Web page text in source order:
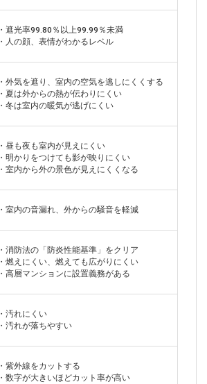
・遮光率99.80％以上99.99％未満
・人の顔、表情がわかるレベル
・外気を遮り、室内の空気を逃しにくくする
・夏は外からの熱が伝わりにくい
・冬は室内の暖気が逃げにくい
・昼も夜も室内が見えにくい
・明かりをつけても影が映りにくい
・室内から外の景色が見えにくくなる
・室内の音漏れ、外からの騒音を軽減
・消防法の「防炎性能基準」をクリア
・燃えにくい、燃えても広がりにくい
・高層マンションに設置義務がある
・汚れにくい
・汚れが落ちやすい
・紫外線をカットする
・数字が大きいほどカット率が高い